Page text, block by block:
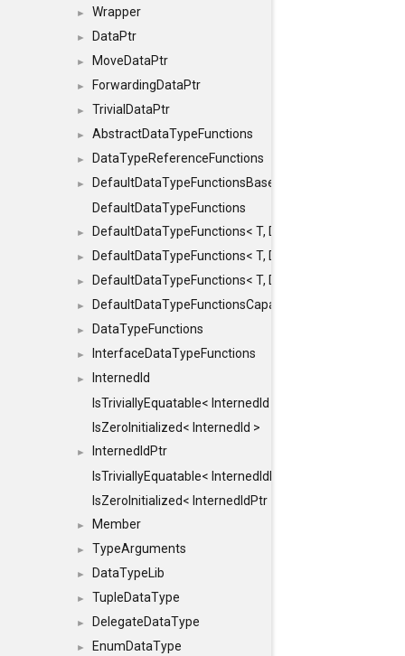
► Wrapper
► DataPtr
► MoveDataPtr
► ForwardingDataPtr
► TrivialDataPtr
► AbstractDataTypeFunctions
► DataTypeReferenceFunctions
►
DefaultDataTypeFunctionsBase
DefaultDataTypeFunctions
► DefaultDataTypeFunctions< T,
► DefaultDataTypeFunctions< T,
► DefaultDataTypeFunctions< T, DATATYPEMODE::BIG >
► DefaultDataTypeFunctionsCapabilityFlags
► DataTypeFunctions
► InterfaceDataTypeFunctions
►
InternedId
IsTriviallyEquatable< InternedId >
IsZeroInitialized< InternedId >
►
InternedIdPtr
IsTriviallyEquatable< InternedIdPtr >
IsZeroInitialized< InternedIdPtr >
► Member
► TypeArguments
► DataTypeLib
► TupleDataType
► DelegateDataType
► EnumDataType